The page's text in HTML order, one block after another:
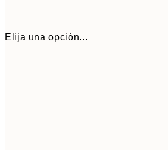
Elija una opción...